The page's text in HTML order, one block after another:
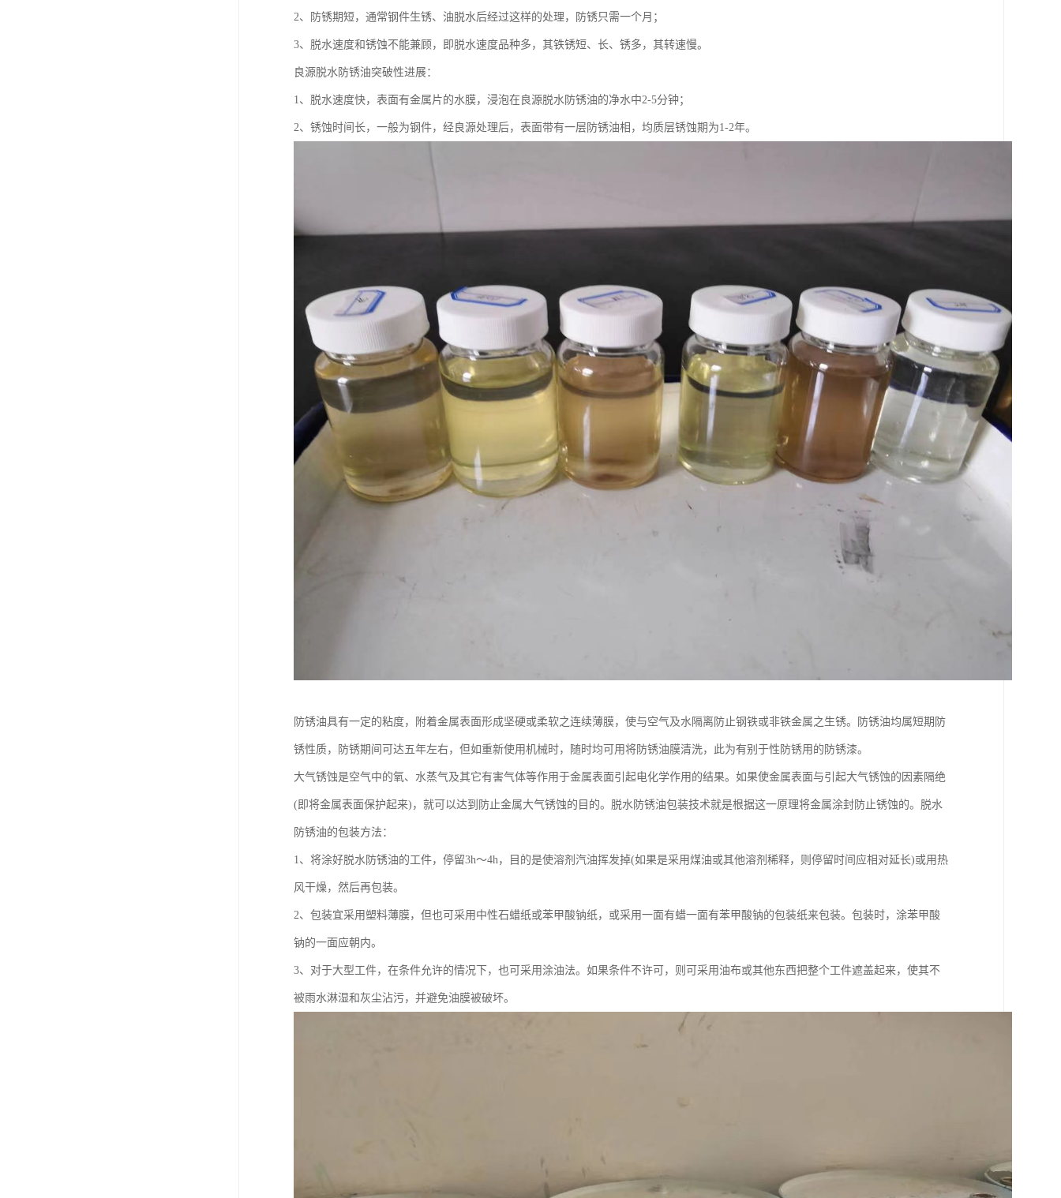
2、防锈期短，通常钢件生锈、油脱水后经过这样的处理，防锈只需一个月；
3、脱水速度和锈蚀不能兼顾，即脱水速度品种多，其铁锈短、长、锈多，其转速慢。
良源脱水防锈油突破性进展：
1、脱水速度快，表面有金属片的水膜，浸泡在良源脱水防锈油的净水中2-5分钟；
2、锈蚀时间长，一般为钢件，经良源处理后，表面带有一层防锈油相，均质层锈蚀期为1-2年。
防锈油具有一定的粘度，附着金属表面形成坚硬或柔软之连续薄膜，使与空气及水隔离防止钢铁或非铁金属之生锈。防锈油均属短期防
锈性质，防锈期间可达五年左右，但如重新使用机械时，随时均可用将防锈油膜清洗，此为有别于性防锈用的防锈漆。
大气锈蚀是空气中的氧、水蒸气及其它有害气体等作用于金属表面引起电化学作用的结果。如果使金属表面与引起大气锈蚀的因素隔绝
(即将金属表面保护起来)，就可以达到防止金属大气锈蚀的目的。脱水防锈油包装技术就是根据这一原理将金属涂封防止锈蚀的。脱水
防锈油的包装方法：
1、将涂好脱水防锈油的工件，停留3h～4h，目的是使溶剂汽油挥发掉(如果是采用煤油或其他溶剂稀释，则停留时间应相对延长)或用热
风干燥，然后再包装。
2、包装宜采用塑料薄膜，但也可采用中性石蜡纸或苯甲酸钠纸，或采用一面有蜡一面有苯甲酸钠的包装纸来包装。包装时，涂苯甲酸
钠的一面应朝内。
3、对于大型工件，在条件允许的情况下，也可采用涂油法。如果条件不许可，则可采用油布或其他东西把整个工件遮盖起来，使其不
被雨水淋湿和灰尘沾污，并避免油膜被破坏。